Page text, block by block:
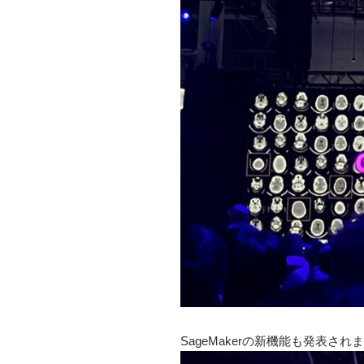
SageMakerの新機能も発表され